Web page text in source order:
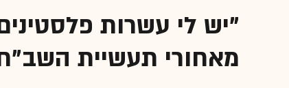
"יש לי עשרות
מאחורי תעשיית